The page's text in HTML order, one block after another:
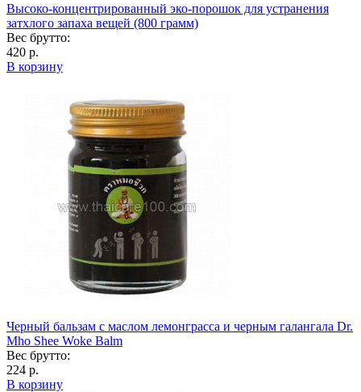
Высоко-концентрированный эко-порошок для устранения
затхлого запаха вещей (800 грамм)
Вес брутто:
420 р.
В корзину
Черный бальзам с маслом лемонграсса и черным галангала Dr.
Mho Shee Woke Balm
Вес брутто:
224 р.
В корзину